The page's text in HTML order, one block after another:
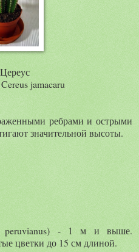
jamacaru
ребрами и острыми
значительной высоты.
peruvianus) - 1 м и выше.
цветки до 15 см длиной.